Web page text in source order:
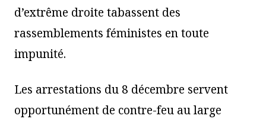
d’extrême droite tabassent des
rassemblements féministes en toute
impunité.
Les arrestations du 8 décembre servent
opportunément de contre-feu au large